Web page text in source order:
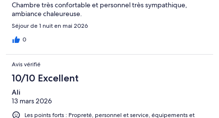
Chambre très confortable et personnel très sympathique,
ambiance chaleureuse.
Séjour de 1 nuit en mai 2026
0
Avis vérifié
10/10 Excellent
Ali
13 mars 2026
Les points forts : Propreté, personnel et service, équipements et